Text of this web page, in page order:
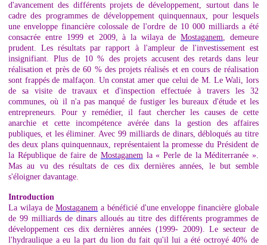
d'avancement des différents projets de développement, surtout dans le
cadre des programmes de développement quinquennaux, pour lesquels
une enveloppe financière colossale de l'ordre de 10 000 milliards a été
consacrée entre 1999 et 2009, à la wilaya deMostaganem, demeure
prudent. Les résultats par rapport à l'ampleur de l'investissement est
insignifiant. Plus de 10 % des projets accusent des retards dans leur
réalisation et près de 60 % des projets réalisés et en cours de réalisation
sont frappés de malfaçon. Un constat amer que celui de M. Le Wali, lors
de sa visite de travaux et d'inspection effectuée à travers les 32
communes, où il n'a pas manqué de fustiger les bureaux d'étude et les
entrepreneurs. Pour y remédier, il faut chercher les causes de cette
anarchie et cette incompétence avérée dans la gestion des affaires
publiques, et les éliminer. Avec 99 milliards de dinars, débloqués au titre
des deux plans quinquennaux, représentaient la promesse du Président de
la République de faire de Mostaganemla « Perle de la Méditerranée ».
Mas au vu des résultats de ces dix dernières années, le but semble
s'éloigner davantage.
Introduction
La wilaya deMostaganem a bénéficié d'une enveloppe financière globale
de 99 milliards de dinars alloués au titre des différents programmes de
développement ces dix dernières années (1999- 2009). Le secteur de
l'hydraulique a eu la part du lion du fait qu'il lui a été octroyé 40% de